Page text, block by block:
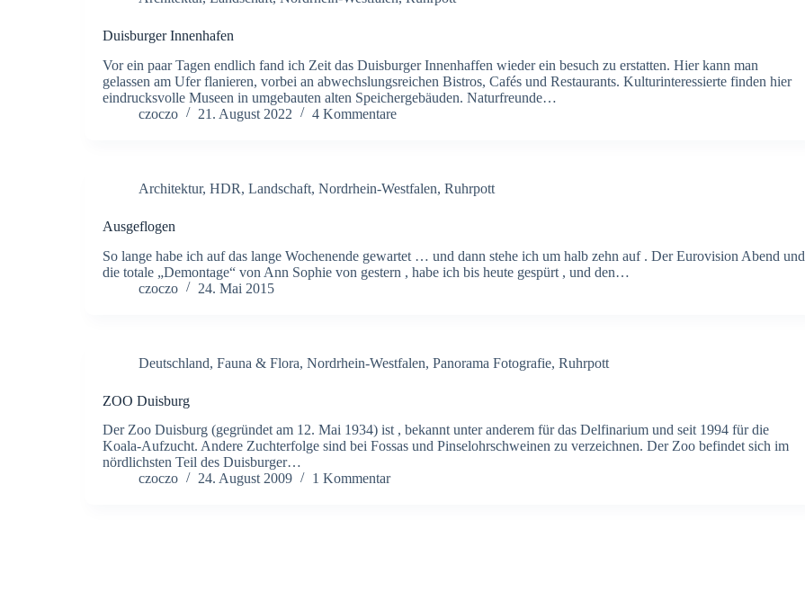
Duisburger Innenhafen
Vor ein paar Tagen endlich fand ich Zeit das Duisburger Innenhaffen wieder ein besuch zu erstatten. Hier kann man
gelassen am Ufer flanieren, vorbei an abwechslungsreichen Bistros, Cafés und Restaurants. Kulturinteressierte finden hier
eindrucksvolle Museen in umgebauten alten Speichergebäuden. Naturfreunde…
czoczo
21. August 2022 4 Kommentare
Architektur, HDR, Landschaft, Nordrhein-Westfalen, Ruhrpott
Ausgeflogen
So lange habe ich auf das lange Wochenende gewartet … und dann stehe ich um halb zehn auf . Der Eurovision Abend und
die totale „Demontage“ von Ann Sophie von gestern , habe ich bis heute gespürt , und den…
czoczo
24. Mai 2015
Deutschland, Fauna & Flora, Nordrhein-Westfalen, Panorama Fotografie, Ruhrpott
ZOO Duisburg
Der Zoo Duisburg (gegründet am 12. Mai 1934) ist , bekannt unter anderem für das Delfinarium und seit 1994 für die
Koala-Aufzucht. Andere Zuchterfolge sind bei Fossas und Pinselohrschweinen zu verzeichnen. Der Zoo befindet sich im
nördlichsten Teil des Duisburger…
czoczo
24. August 2009 1 Kommentar